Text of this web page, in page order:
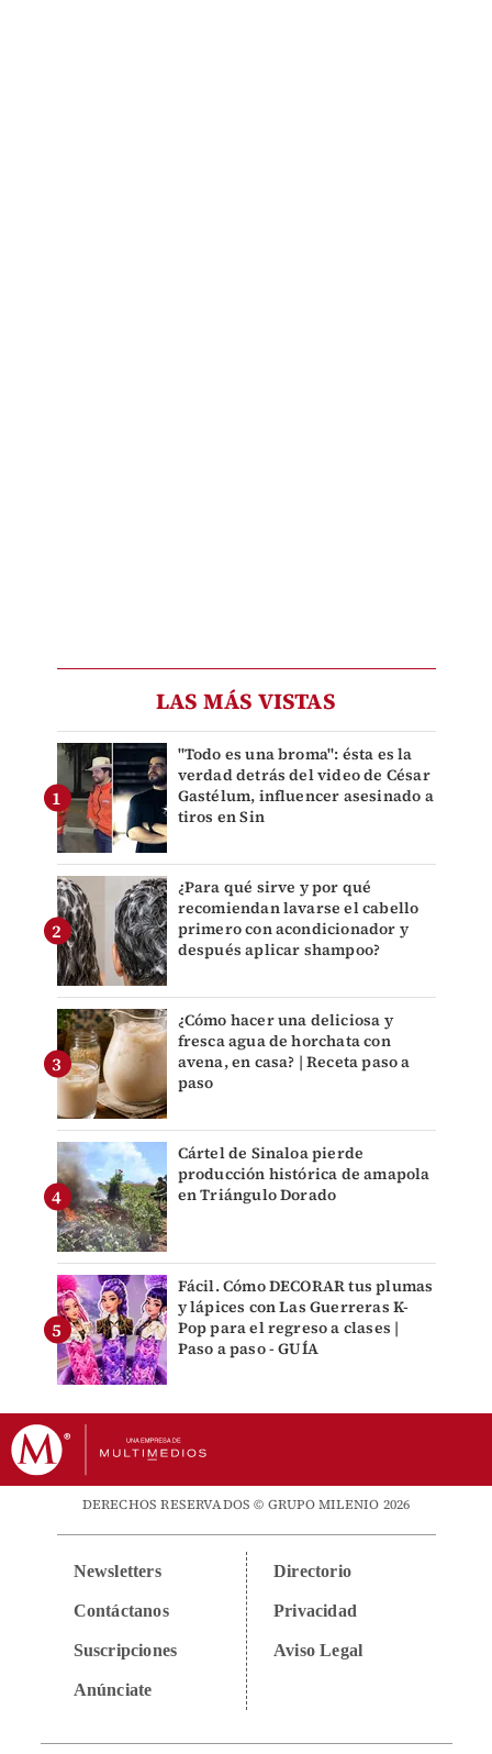
LAS MÁS VISTAS
"Todo es una broma": ésta es la
verdad detrás del video de César
Gastélum, influencer asesinado a
tiros en Sin
¿Para qué sirve y por qué
recomiendan lavarse el cabello
primero con acondicionador y
después aplicar shampoo?
¿Cómo hacer una deliciosa y
fresca agua de horchata con
avena, en casa? | Receta paso a
paso
Cártel de Sinaloa pierde
producción histórica de amapola
en Triángulo Dorado
Fácil. Cómo DECORAR tus plumas
y lápices con Las Guerreras K-
Pop para el regreso a clases |
Paso a paso - GUÍA
DERECHOS RESERVADOS © GRUPO MILENIO 2026
Newsletters
Contáctanos
Suscripciones
Anúnciate
Directorio
Privacidad
Aviso Legal